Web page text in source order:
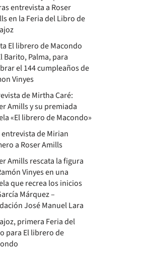
entrevista a Roser
en la Feria del Libro de
El librero de Macondo
Barito, Palma, para
el 144 cumpleaños de
Vinyes
de Mirtha Caré:
Amills y su premiada
«El librero de Macondo»
entrevista de Mirian
a Roser Amills
Amills rescata la figura
Vinyes en una
que recrea los inicios
Márquez –
José Manuel Lara
primera Feria del
para El librero de